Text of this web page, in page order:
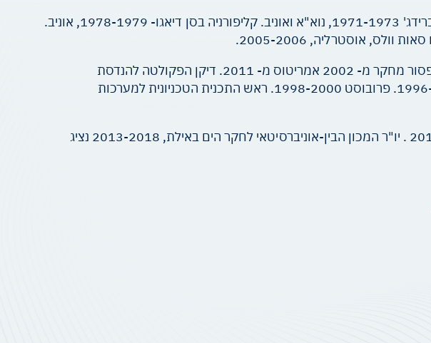
תאר ראשון, טכניון, 1964, מגיסטר, טכניון 1968, דוקטורט 1971. בטכניון מ- 1973. אוניב קמברידג' 1971-1973, נוא"א ואוניב. קליפורניה בסן דיאגו- 1978-1979, אוניב.
בטכניון: פרופסור מן המניין מ-1982. מחזיק קתדרה למדעי החיים ע"ש ריצ'מונד מ- 1989 . פרופסור מחקר מ- 2002 אמריטוס מ- 2011. דיקן הפקולטה להנדסת
אוירונוטיקה וחלל 1987-1988 , מנהל מוסד נאמן 1990-1995. דיקן לימודים מתקדמים 1996-1998. פרובוסט 1998-2000. ראש התכנית הטכניונית למערכות
יו"ר הועדה הלאומית לחקר החלל 2006-2015, מדען ראשי משרד המדע והטכנולוגיה 2010-2011 . יו"ר המכון הבין-אוניברסיטאי לחקר הים באילת, 2013-2018 נציג